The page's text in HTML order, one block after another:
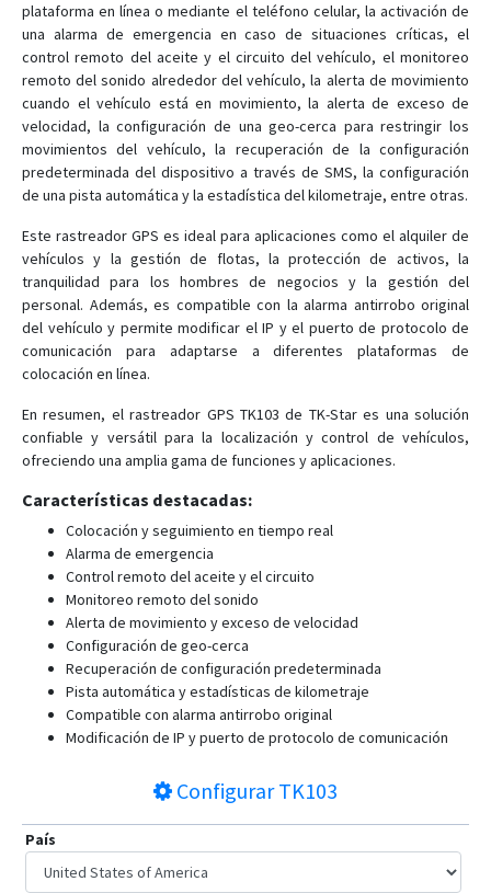
TK209A
TK209B
TK209C
TK210
TK210B
TK720
TK820
TK905
TK910
TK910 4G
TK920
TK970
TK980
XE108
XE209
XE210
plataforma en línea o mediante el teléfono celular, la activación de
una alarma de emergencia en caso de situaciones críticas, el
control remoto del aceite y el circuito del vehículo, el monitoreo
remoto del sonido alrededor del vehículo, la alerta de movimiento
cuando el vehículo está en movimiento, la alerta de exceso de
velocidad, la configuración de una geo-cerca para restringir los
movimientos del vehículo, la recuperación de la configuración
predeterminada del dispositivo a través de SMS, la configuración
de una pista automática y la estadística del kilometraje, entre otras.
Este rastreador GPS es ideal para aplicaciones como el alquiler de
vehículos y la gestión de flotas, la protección de activos, la
tranquilidad para los hombres de negocios y la gestión del
personal. Además, es compatible con la alarma antirrobo original
del vehículo y permite modificar el IP y el puerto de protocolo de
comunicación para adaptarse a diferentes plataformas de
colocación en línea.
En resumen, el rastreador GPS TK103 de TK-Star es una solución
confiable y versátil para la localización y control de vehículos,
ofreciendo una amplia gama de funciones y aplicaciones.
Características destacadas:
Colocación y seguimiento en tiempo real
Alarma de emergencia
Control remoto del aceite y el circuito
Monitoreo remoto del sonido
Alerta de movimiento y exceso de velocidad
Configuración de geo-cerca
Recuperación de configuración predeterminada
Pista automática y estadísticas de kilometraje
Compatible con alarma antirrobo original
Modificación de IP y puerto de protocolo de comunicación
ConfigurarTK103
País